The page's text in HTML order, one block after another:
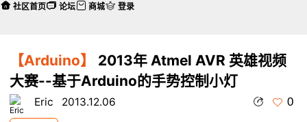
【Arduino】
2013年 Atmel AVR 英雄视频
大赛--基于Arduino的手势控制小灯
Eric 2013.12.06 0
社区首页 论坛 商城 登录